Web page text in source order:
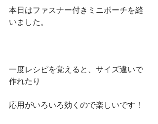
本日はファスナー付きミニポーチを縫
いました。
一度レシピを覚えると、サイズ違いで
作れたり
応用がいろいろ効くので楽しいです！